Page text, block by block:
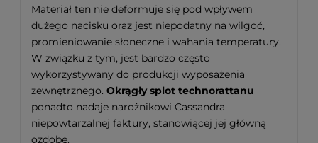
Materiał ten nie deformuje się pod wpływem
dużego nacisku oraz jest niepodatny na wilgoć,
promieniowanie słoneczne i wahania temperatury.
W związku z tym, jest bardzo często
wykorzystywany do produkcji wyposażenia
zewnętrznego. Okrągły splot technorattanu
ponadto nadaje narożnikowi Cassandra
niepowtarzalnej faktury, stanowiącej jej główną
ozdobę.